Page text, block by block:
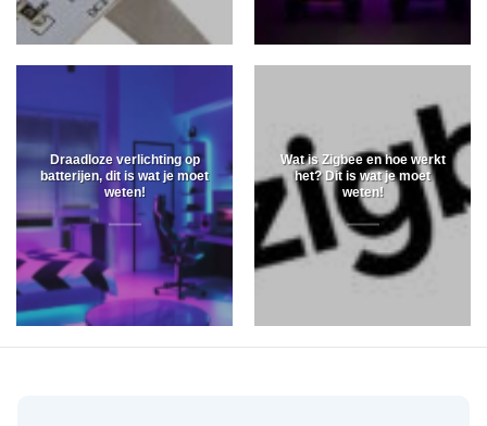
Draadloze verlichting op
batterijen, dit is wat je moet
weten!
Wat is Zigbee en hoe werkt
het? Dit is wat je moet
weten!